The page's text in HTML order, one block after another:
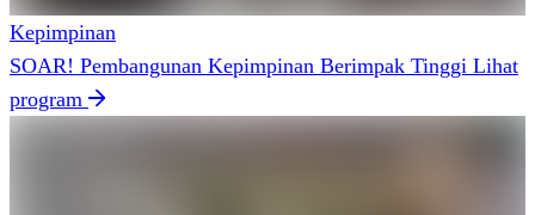
Kepimpinan
SOAR! Pembangunan Kepimpinan Berimpak Tinggi Lihat
program